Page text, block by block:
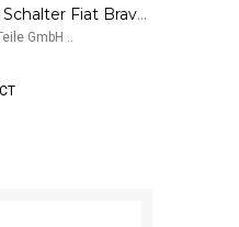
Fensterheberschalter Schalter Fiat Bravo TRW 735434459
GmbH ..